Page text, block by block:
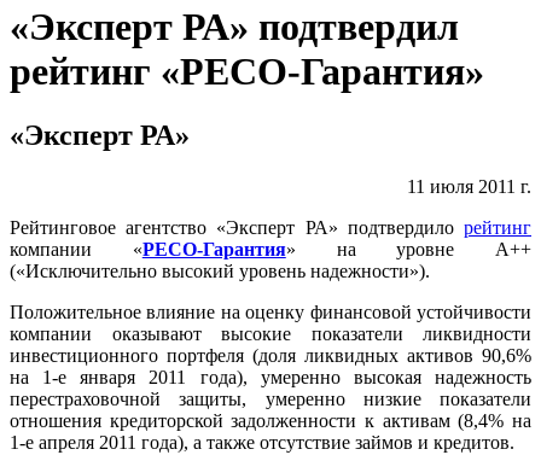
«Эксперт РА» подтвердил
рейтинг «РЕСО-Гарантия»
«Эксперт РА»
11 июля 2011 г.
Рейтинговое агентство «Эксперт РА» подтвердило рейтинг
компании «РЕСО-Гарантия» на уровне А++
(«Исключительно высокий уровень надежности»).
Положительное влияние на оценку финансовой устойчивости
компании оказывают высокие показатели ликвидности
инвестиционного портфеля (доля ликвидных активов 90,6%
на 1-е января 2011 года), умеренно высокая надежность
перестраховочной защиты, умеренно низкие показатели
отношения кредиторской задолженности к активам (8,4% на
1-е апреля 2011 года), а также отсутствие займов и кредитов.